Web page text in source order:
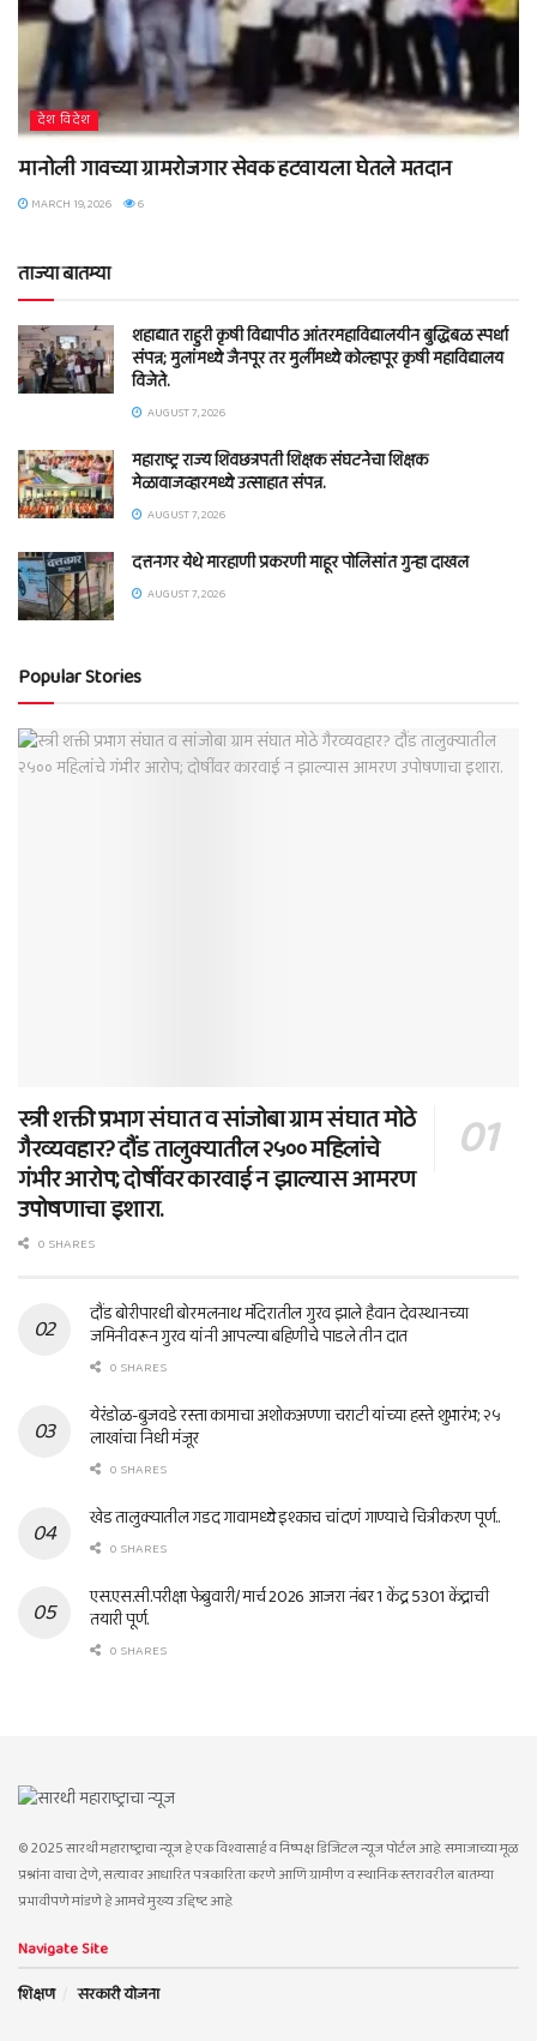
देश विदेश
मानोली गावच्या ग्रामरोजगार सेवक हटवायला घेतले मतदान
MARCH 19, 2026 6
ताज्या बातम्या
शहाद्यात राहुरी कृषी विद्यापीठ आंतरमहाविद्यालयीन बुद्धिबळ स्पर्धा
संपन्न; मुलांमध्ये जैनपूर तर मुलींमध्ये कोल्हापूर कृषी महाविद्यालय
विजेते.
AUGUST 7, 2026
महाराष्ट्र राज्य शिवछत्रपती शिक्षक संघटनेचा शिक्षक
मेळावाजव्हारमध्ये उत्साहात संपन्न.
AUGUST 7, 2026
दत्तनगर येथे मारहाणी प्रकरणी माहूर पोलिसांत गुन्हा दाखल
AUGUST 7, 2026
Popular Stories
स्त्री शक्ती प्रभाग संघात व सांजोबा ग्राम संघात मोठे
गैरव्यवहार? दौंड तालुक्यातील २५०० महिलांचे
गंभीर आरोप; दोषींवर कारवाई न झाल्यास आमरण
उपोषणाचा इशारा.
0 SHARES
दौंड बोरीपारधी बोरमलनाथ मंदिरातील गुरव झाले हैवान देवस्थानच्या
जमिनीवरून गुरव यांनी आपल्या बहिणीचे पाडले तीन दात
0 SHARES
येरंडोळ-बुजवडे रस्ता कामाचा अशोकअण्णा चराटी यांच्या हस्ते शुभारंभ; २५
लाखांचा निधी मंजूर
0 SHARES
खेड तालुक्यातील गडद गावामध्ये इश्काच चांदणं गाण्याचे चित्रीकरण पूर्ण..
0 SHARES
एस.एस.सी.परीक्षा फेब्रुवारी/ मार्च 2026 आजरा नंबर 1 केंद्र 5301 केंद्राची
तयारी पूर्ण.
0 SHARES
© 2025 सारथी महाराष्ट्राचा न्यूज हे एक विश्वासार्ह व निष्पक्ष डिजिटल न्यूज पोर्टल आहे. समाजाच्या मूळ
प्रश्नांना वाचा देणे, सत्यावर आधारित पत्रकारिता करणे आणि ग्रामीण व स्थानिक स्तरावरील बातम्या
प्रभावीपणे मांडणे हे आमचे मुख्य उद्दिष्ट आहे.
Navigate Site
शिक्षण
सरकारी योजना